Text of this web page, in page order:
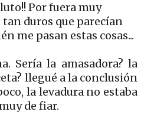
Por fuera muy
duros que parecían
me pasan estas cosas...
Sería la amasadora? la
llegué a la conclusión
la levadura no estaba
de fiar.